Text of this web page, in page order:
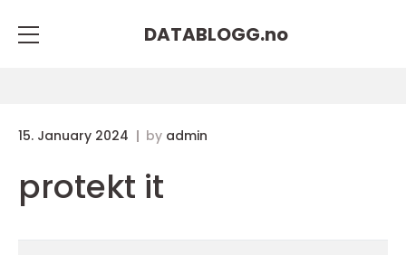
DATABLOGG.no
15. January 2024 by admin
protekt it